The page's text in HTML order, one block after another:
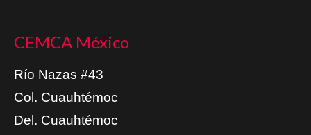
CEMCA México
Río Nazas #43
Col. Cuauhtémoc
Del. Cuauhtémoc